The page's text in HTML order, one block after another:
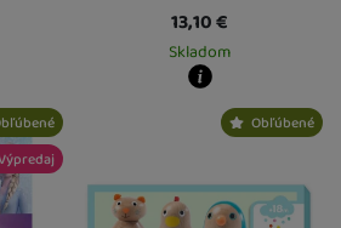
vo výdajnom mieste
výdajnom mieste
13,10€
Skladom
Kdy zboží dostanete?
Osobný odber vo
U Vás doma18. 8.
Obľúbené